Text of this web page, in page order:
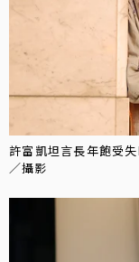
許富凱坦言長年飽受
／攝影